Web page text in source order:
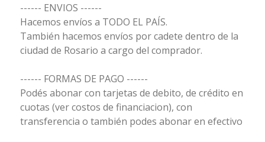
------ ENVIOS ------
Hacemos envíos a TODO EL PAÍS.
También hacemos envíos por cadete dentro de la
ciudad de Rosario a cargo del comprador.
------ FORMAS DE PAGO ------
Podés abonar con tarjetas de debito, de crédito en
cuotas (ver costos de financiacion), con
transferencia o también podes abonar en efectivo